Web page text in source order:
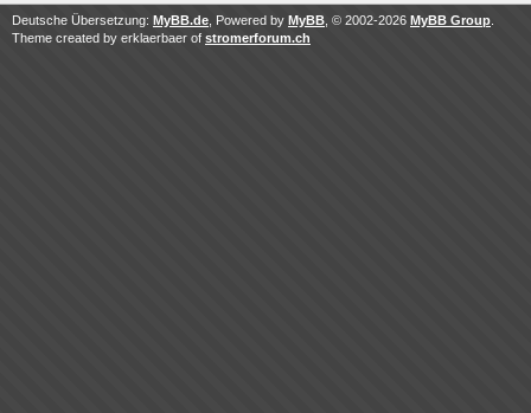
Deutsche Übersetzung: MyBB.de , Powered by MyBB , © 2002-2026 MyBB Group
Theme created by erklaerbaer of stromerforum.ch